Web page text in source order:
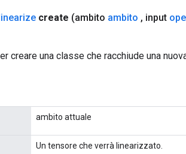
create (ambito ambito , input
creare una classe che racchiude una
ambito attuale
Un tensore che verrà linearizzato.